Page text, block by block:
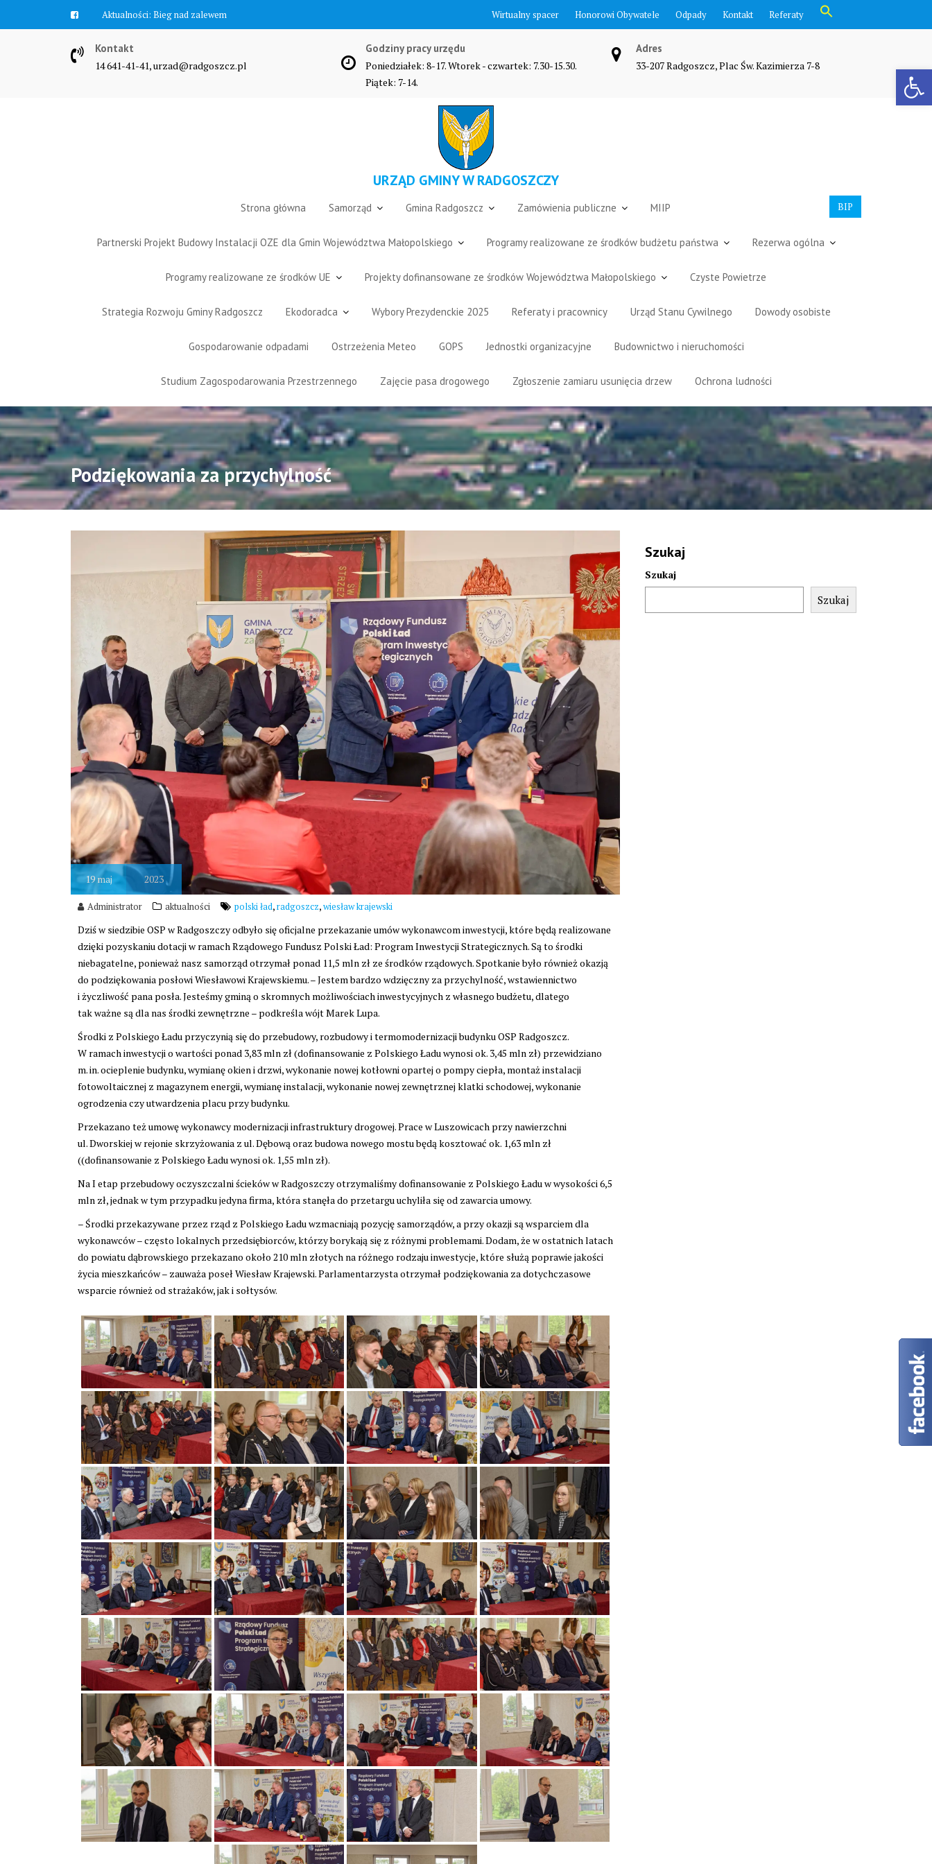
Otwórz pasek narzędzi
Aktualności: Zawyją syreny Wirtualny spacer Honorowi Obywatele Odpady Kontakt Referaty
Search Button
Kontakt
14 641-41-41, urzad@radgoszcz.pl
Godziny pracy urzędu
Poniedziałek: 8-17. Wtorek - czwartek: 7.30-15.30.
Piątek: 7-14.
Adres
33-207 Radgoszcz, Plac Św. Kazimierza 7-8
URZĄD GMINY W RADGOSZCZY
BIP
Strona główna Samorząd Gmina Radgoszcz Zamówienia publiczne MIIP
Partnerski Projekt Budowy Instalacji OZE dla Gmin Województwa Małopolskiego Programy realizowane ze środków budżetu państwa Rezerwa ogólna
Programy realizowane ze środków UE Projekty dofinansowane ze środków Województwa Małopolskiego Czyste Powietrze
Strategia Rozwoju Gminy Radgoszcz Ekodoradca Wybory Prezydenckie 2025 Referaty i pracownicy Urząd Stanu Cywilnego Dowody osobiste
Gospodarowanie odpadami Ostrzeżenia Meteo GOPS Jednostki organizacyjne Budownictwo i nieruchomości
Studium Zagospodarowania Przestrzennego Zajęcie pasa drogowego Zgłoszenie zamiaru usunięcia drzew Ochrona ludności
Podziękowania za przychylność
19 maj 2023
Administrator aktualności polski ład,radgoszcz,wiesław krajewski
Dziś w siedzibie OSP w Radgoszczy odbyło się oficjalne przekazanie umów wykonawcom inwestycji, które będą realizowane
dzięki pozyskaniu dotacji w ramach Rządowego Fundusz Polski Ład: Program Inwestycji Strategicznych. Są to środki
niebagatelne, ponieważ nasz samorząd otrzymał ponad 11,5 mln zł ze środków rządowych. Spotkanie było również okazją
do podziękowania posłowi Wiesławowi Krajewskiemu. – Jestem bardzo wdzięczny za przychylność, wstawiennictwo
i życzliwość pana posła. Jesteśmy gminą o skromnych możliwościach inwestycyjnych z własnego budżetu, dlatego
tak ważne są dla nas środki zewnętrzne – podkreśla wójt Marek Lupa.
Środki z Polskiego Ładu przyczynią się do przebudowy, rozbudowy i termomodernizacji budynku OSP Radgoszcz.
W ramach inwestycji o wartości ponad 3,83 mln zł (dofinansowanie z Polskiego Ładu wynosi ok. 3,45 mln zł) przewidziano
m. in. ocieplenie budynku, wymianę okien i drzwi, wykonanie nowej kotłowni opartej o pompy ciepła, montaż instalacji
fotowoltaicznej z magazynem energii, wymianę instalacji, wykonanie nowej zewnętrznej klatki schodowej, wykonanie
ogrodzenia czy utwardzenia placu przy budynku.
Przekazano też umowę wykonawcy modernizacji infrastruktury drogowej. Prace w Luszowicach przy nawierzchni
ul. Dworskiej w rejonie skrzyżowania z ul. Dębową oraz budowa nowego mostu będą kosztować ok. 1,63 mln zł
((dofinansowanie z Polskiego Ładu wynosi ok. 1,55 mln zł).
Na I etap przebudowy oczyszczalni ścieków w Radgoszczy otrzymaliśmy dofinansowanie z Polskiego Ładu w wysokości 6,5
mln zł, jednak w tym przypadku jedyna firma, która stanęła do przetargu uchyliła się od zawarcia umowy.
– Środki przekazywane przez rząd z Polskiego Ładu wzmacniają pozycję samorządów, a przy okazji są wsparciem dla
wykonawców – często lokalnych przedsiębiorców, którzy borykają się z różnymi problemami. Dodam, że w ostatnich latach
do powiatu dąbrowskiego przekazano około 210 mln złotych na różnego rodzaju inwestycje, które służą poprawie jakości
życia mieszkańców – zauważa poseł Wiesław Krajewski. Parlamentarzysta otrzymał podziękowania za dotychczasowe
wsparcie również od strażaków, jak i sołtysów.
Szukaj
Szukaj
Szukaj